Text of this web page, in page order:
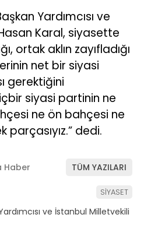
Yardımcısı ve
Karal, siyasette
ortak aklın zayıfladığı
net bir siyasi
gerektiğini
siyasi partinin ne
ne ön bahçesi ne
dedi.
Haber TÜM YAZILARI
SİYASET